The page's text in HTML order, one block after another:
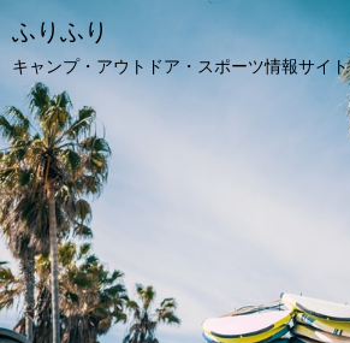
ふりふり
キャンプ・アウトドア・スポーツ情報サイト